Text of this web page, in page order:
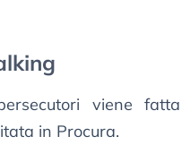
viene fatta
in Procura.